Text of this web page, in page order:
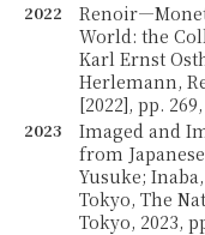
2022
World: the
Karl Ernst
Herlemann,
[2022], pp.
2023
Imaged and
from
Yusuke;
Tokyo, The
Tokyo, 2023,